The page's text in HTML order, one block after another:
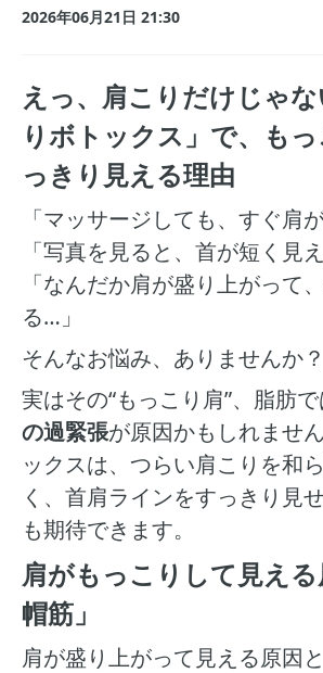
2026年06月21日 21:30
えっ、肩こりだけじゃ
りボトックス」で、も
っきり見える理由
「マッサージしても、すぐ肩
「写真を見ると、首が短く見え
「なんだか肩が盛り上がって
る…」
そんなお悩み、ありませんか？
実はその“もっこり肩”、脂肪で
の過緊張が原因かもしれませ
ックスは、つらい肩こりを和
く、首肩ラインをすっきり見
も期待できます。
肩がもっこりして見え
帽筋」
肩が盛り上がって見える原因